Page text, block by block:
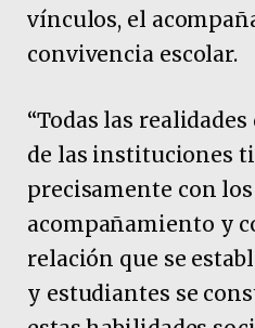
vínculos, el
convivencia escolar.
“Todas las
de las instituciones
precisamente con
acompañamiento y
relación que se
y estudiantes se